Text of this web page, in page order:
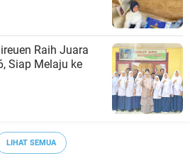
Raih Juara
Siap Melaju ke
LIHAT SEMUA